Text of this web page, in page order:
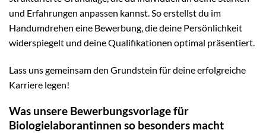
und Erfahrungen anpassen kannst. So erstellst du im
Handumdrehen eine Bewerbung, die deine Persönlichkeit
widerspiegelt und deine Qualifikationen optimal präsentiert.
Lass uns gemeinsam den Grundstein für deine erfolgreiche
Karriere legen!
Was unsere Bewerbungsvorlage für
Biologielaborantinnen so besonders macht